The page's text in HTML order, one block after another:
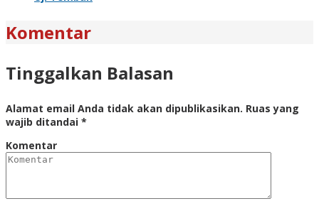
Komentar
Tinggalkan Balasan
Alamat email Anda tidak akan dipublikasikan. Ruas yang
wajib ditandai *
Komentar